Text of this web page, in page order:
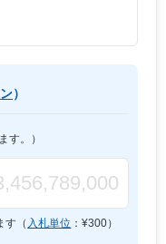
）
す。）
す（ 入札単位 ：¥300）